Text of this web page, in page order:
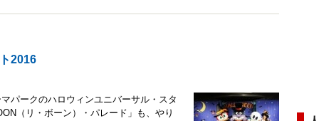
2016
パークのハロウィンユニバーサル・スタ
（リ・ボーン）・パレード」も、やり